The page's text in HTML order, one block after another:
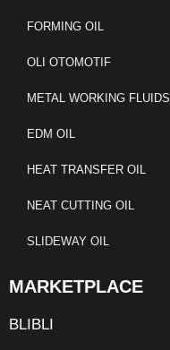
FORMING OIL
OLI OTOMOTIF
METAL WORKING FLUIDS
EDM OIL
HEAT TRANSFER OIL
NEAT CUTTING OIL
SLIDEWAY OIL
MARKETPLACE
BLIBLI